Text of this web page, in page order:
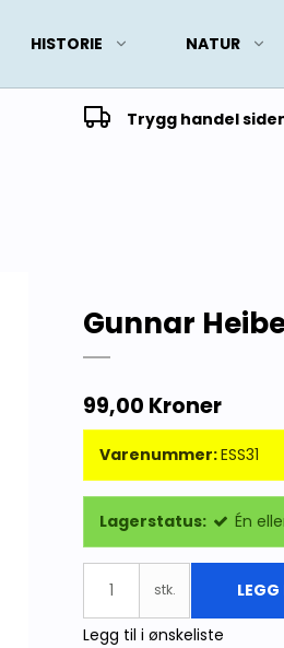
HISTORIE NATUR
Trygg handel
Gunnar
99,00 Kroner
Varenummer:ESS31
Lagerstatus: Én
stk. LEGG
Legg til i ønskeliste